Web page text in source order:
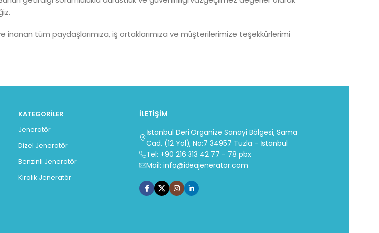
inanan tüm paydaşlarımıza, iş ortaklarımıza ve müşterilerimize teşekkürlerimi
KATEGORILER
Jeneratör
Dizel Jeneratör
Benzinli Jeneratör
Kiralık Jeneratör
İLETİŞİM
İstanbul Deri Organize Sanayi Bölgesi, Sama
Cad. (12 Yol), No:7 34957 Tuzla - İstanbul
Tel: +90 216 313 42 77 - 78 pbx
Mail:info@ideajenerator.com